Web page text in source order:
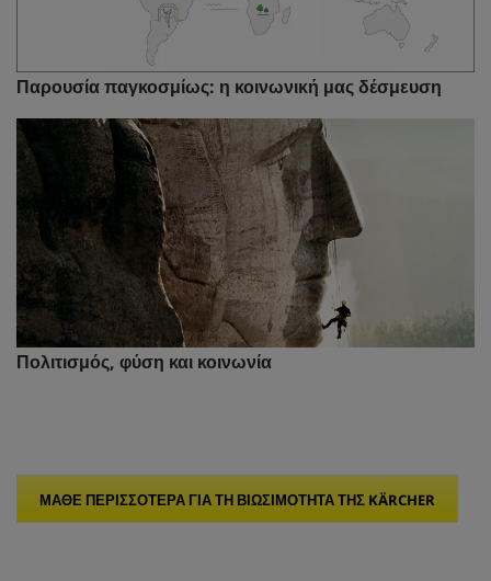
Παρουσία παγκοσμίως: η κοινωνική μας δέσμευση
Πολιτισμός, φύση και κοινωνία
ΜΆΘΕ ΠΕΡΙΣΣΌΤΕΡΑ ΓΙΑ ΤΗ ΒΙΩΣΙΜΌΤΗΤΑ ΤΗΣ KÄRCHER